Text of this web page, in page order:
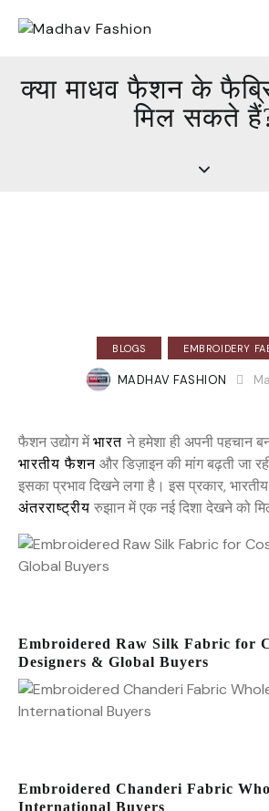
क्या माधव फैशन के
मिल सकते
BLOGS EMBROIDERY
MADHAV FASHION
फैशन उद्योग मेंभारत ने हमेशा ही अपनी पहचान
भारतीय फैशनऔर डिज़ाइन की मांग बढ़ती जा
इसका प्रभाव दिखने लगा है। इस प्रकार,
अंतरराष्ट्रीय रुझान में एक नई दिशा देखने को
Embroidered Raw Silk Fabric for
Designers & Global Buyers
Embroidered Chanderi Fabric
International Buyers